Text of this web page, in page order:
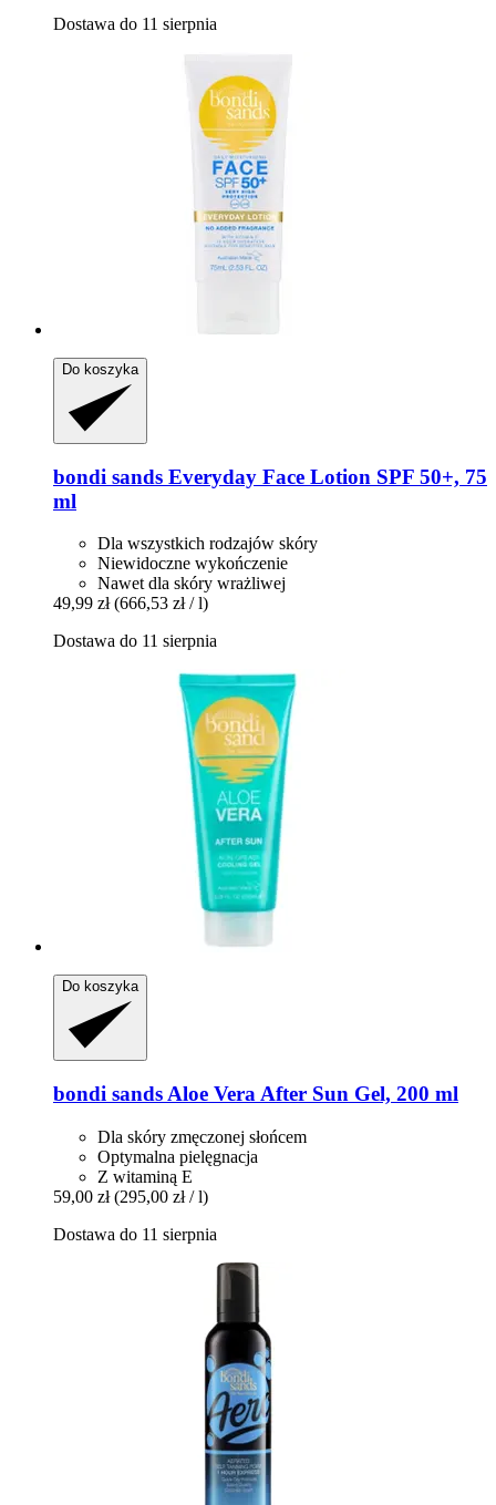
Dostawa do 11 sierpnia
Do koszyka
bondi sands Everyday Face Lotion SPF 50+, 75
ml
Dla wszystkich rodzajów skóry
Niewidoczne wykończenie
Nawet dla skóry wrażliwej
49,99 zł (666,53 zł / l)
Dostawa do 11 sierpnia
Do koszyka
bondi sands Aloe Vera After Sun Gel, 200 ml
Dla skóry zmęczonej słońcem
Optymalna pielęgnacja
Z witaminą E
59,00 zł (295,00 zł / l)
Dostawa do 11 sierpnia